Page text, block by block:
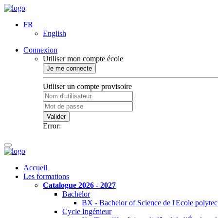
FR
English
Connexion
Utiliser mon compte école
Je me connecte
Utiliser un compte provisoire
Valider
Error:
Accueil
Les formations
Catalogue 2026 - 2027
Bachelor
BX - Bachelor of Science de l'Ecole
Cycle Ingénieur